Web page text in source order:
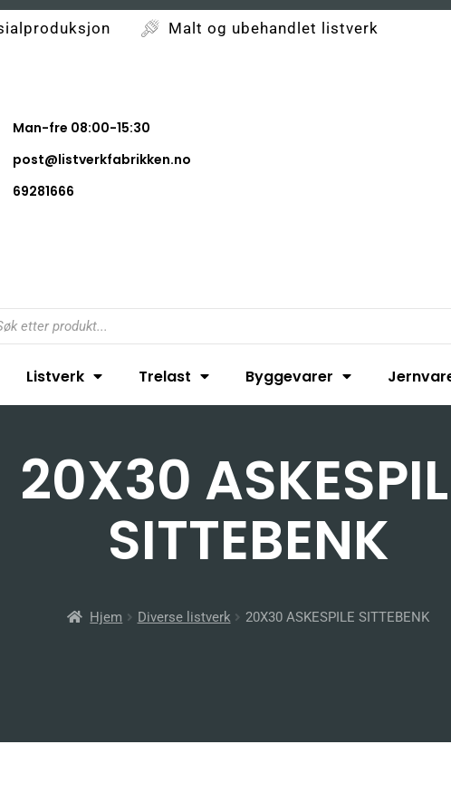
Malt og ubehandlet listverk
Man-fre 08:00-15:30
post@listverkfabrikken.no
69281666
Listverk Trelast Byggevarer
20X30
SITTEBENK
Hjem Diverse listverk 20X30 ASKESPILE SITTEBENK